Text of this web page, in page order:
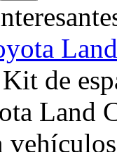
de
Land